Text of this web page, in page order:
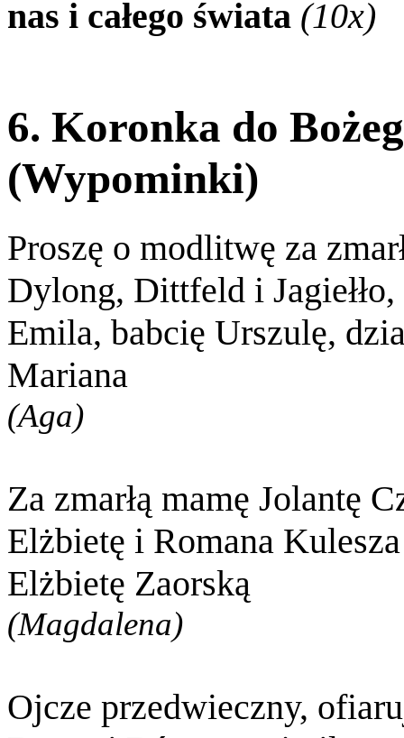
nas i całego świata (10x)
6. Koronka do
(Wypominki)
Proszę o modlitwę za
Dylong, Dittfeld i
Emila, babcię Urszulę,
Mariana
(Aga)
Za zmarłą mamę Jolantę
Elżbietę i Romana
Elżbietę Zaorską
(Magdalena)
Ojcze przedwieczny,